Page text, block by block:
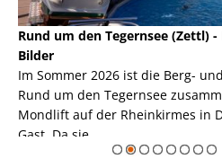
Rund um den Tegernsee (Zettl)
Bilder
Im Sommer 2026 ist die Berg-
Rund um den Tegernsee
Mondlift auf der Rheinkirmes in
Gast. Da sie ...